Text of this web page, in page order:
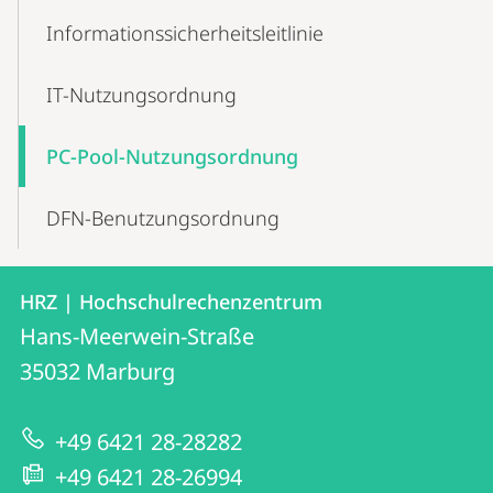
Informationssicherheitsleitlinie
IT-Nutzungsordnung
PC-Pool-Nutzungsordnung
DFN-Benutzungsordnung
Kontakt
und
Informationen
zur
Website
Kontaktinformationen
HRZ
|
Hochschulrechenzentrum
HRZ | Hochschulrechenzentrum
Hans-Meerwein-Straße
35032 Marburg
+49 6421 28-28282
+49 6421 28-26994